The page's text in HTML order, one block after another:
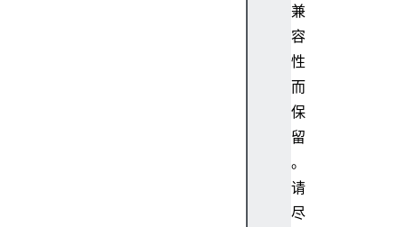
兼
容
性
而
保
留
。
请
尽